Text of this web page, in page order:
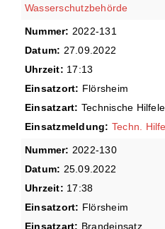
Wasserschutzbehörde
Nummer: 2022-131
Datum: 27.09.2022
Uhrzeit: 17:13
Einsatzort: Flörsheim
Einsatzart: Technische
Einsatzmeldung: Techn.
Nummer: 2022-130
Datum: 25.09.2022
Uhrzeit: 17:38
Einsatzort: Flörsheim
Einsatzart: Brandeinsatz